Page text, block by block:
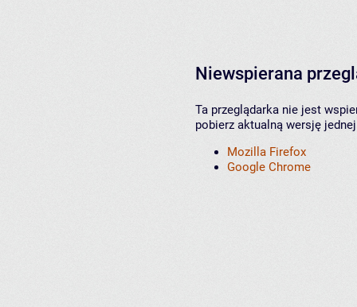
Niewspierana
Ta przeglądarka nie jest
pobierz aktualną wersję
Mozilla Firefox
Google Chrome